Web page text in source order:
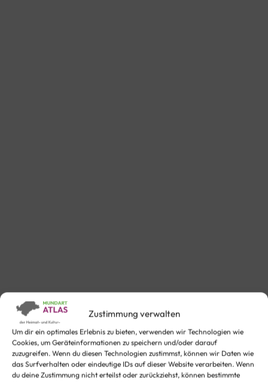
Zustimmung verwalten
Um dir ein optimales Erlebnis zu bieten, verwenden wir Technologien wie
Cookies, um Geräteinformationen zu speichern und/oder darauf
zuzugreifen. Wenn du diesen Technologien zustimmst, können wir Daten wie
das Surfverhalten oder eindeutige IDs auf dieser Website verarbeiten. Wenn
du deine Zustimmung nicht erteilst oder zurückziehst, können bestimmte